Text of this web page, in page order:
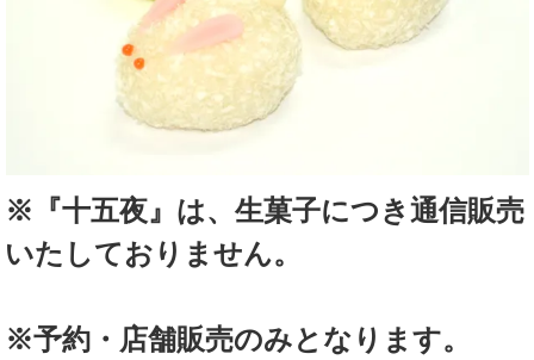
※『十五夜』は、生菓子につき通信販売
いたしておりません。
※予約・店舗販売のみとなります。